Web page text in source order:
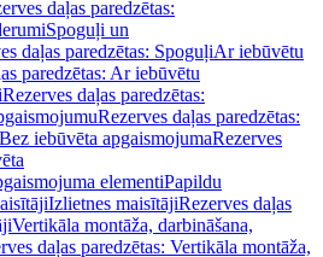
daļas paredzētas:
Spoguļi un
daļas paredzētas: SpoguļiAr iebūvētu
paredzētas: Ar iebūvētu
Rezerves daļas paredzētas:
Rezerves daļas paredzētas:
Bez iebūvēta apgaismojumaRezerves
elementiPapildu
Izlietnes maisītājiRezerves daļas
Vertikāla montāža, darbināšana,
daļas paredzētas: Vertikāla montāža,